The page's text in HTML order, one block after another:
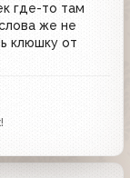
где-то там
же не
клюшку от